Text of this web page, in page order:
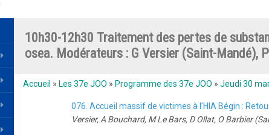
10h30-12h30 Traitement des pertes de
osea. Modérateurs : G Versier (Saint-Mandé),
Accueil » Les 37e JOO » Programme des 37e JOO » Jeudi 30
076. Accueil massif de victimes à l’HIA Bégin :
Versier, A Bouchard, M Le Bars, D Ollat, O Barbier